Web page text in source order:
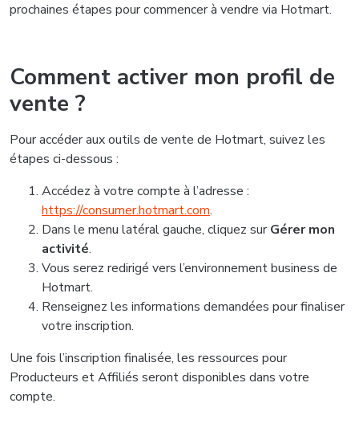
prochaines étapes pour commencer à vendre via Hotmart.
Comment activer mon profil de
vente ?
Pour accéder aux outils de vente de Hotmart, suivez les
étapes ci-dessous :
Accédez à votre compte à l’adresse :
https://consumer.hotmart.com.
Dans le menu latéral gauche, cliquez surGérer mon
activité.
Vous serez redirigé vers l’environnement business de
Hotmart.
Renseignez les informations demandées pour finaliser
votre inscription.
Une fois l’inscription finalisée, les ressources pour
Producteurs et Affiliés seront disponibles dans votre
compte.